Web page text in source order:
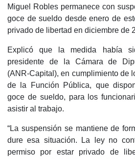
Miguel Robles permanece con
goce de sueldo desde enero de
privado de libertad en diciembre de
Explicó que la medida había
presidente de la Cámara de
(ANR-Capital), en cumplimiento de
de la Función Pública, que
goce de sueldo, para los
asistir al trabajo.
“La suspensión se mantiene de
dure esa situación. La ley no
permiso por estar privado de